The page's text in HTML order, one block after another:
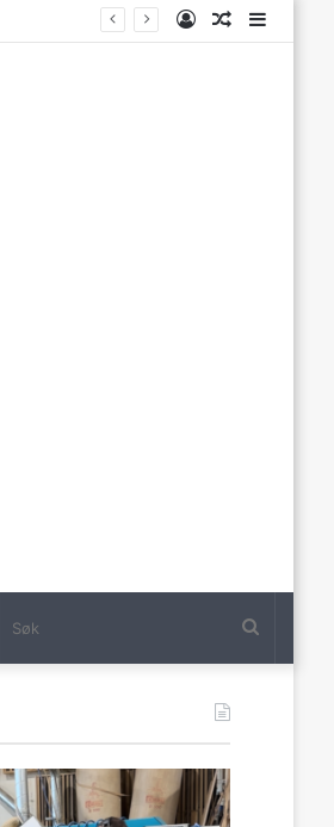
Sidebar
Tilfeldig
Log